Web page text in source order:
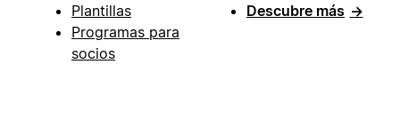
Plantillas
Programas para
socios
Descubre más →